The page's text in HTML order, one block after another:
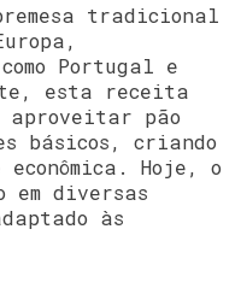
tradicional
Portugal e
esta receita
aproveitar pão
básicos, criando
econômica. Hoje, o
em diversas
às